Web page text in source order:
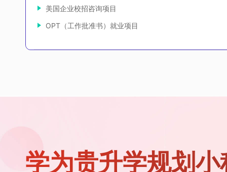
美国企业校招咨询项目
OPT（工作批准书）就业项目
学为贵升学规划小